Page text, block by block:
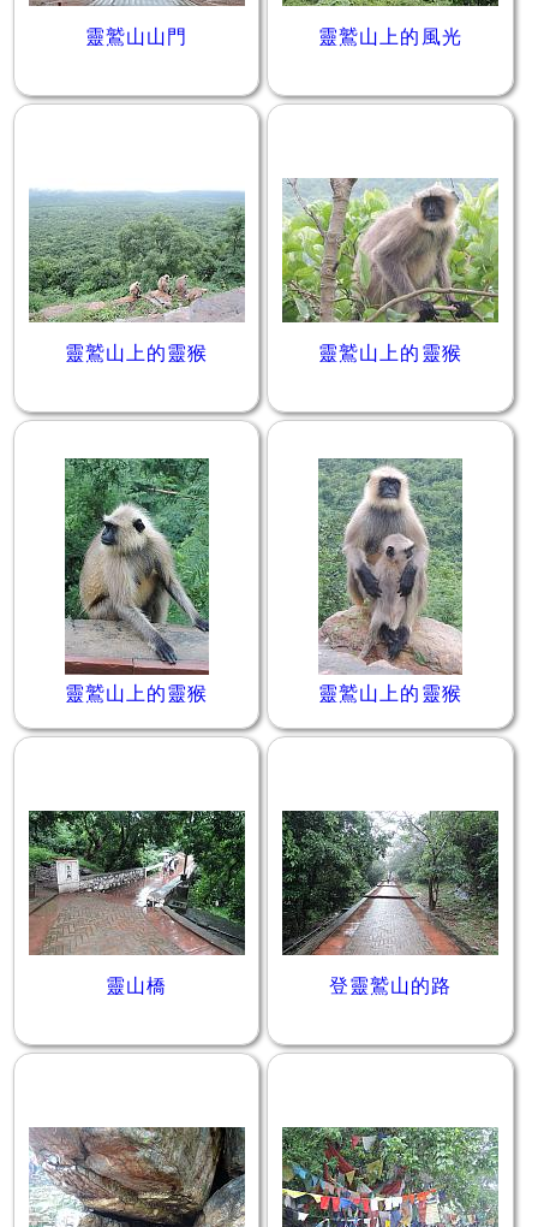
靈鷲山山門 靈鷲山上的風光
靈鷲山上的靈猴 靈鷲山上的靈猴
靈鷲山上的靈猴 靈鷲山上的靈猴
靈山橋 登靈鷲山的路